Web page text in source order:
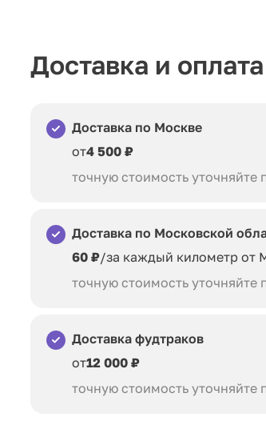
Доставка и оплата
Доставка по Москве
от4 500 ₽
точную стоимость
Доставка по Московской
60 ₽/за каждый километр от
точную стоимость
Доставка фудтраков
от12 000 ₽
точную стоимость